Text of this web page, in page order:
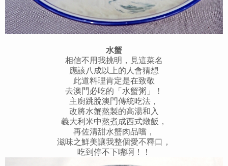
水蟹
相信不用我挑明，見這菜名
應該八成以上的人會猜想
此道料理肯定是在致敬
去澳門必吃的「水蟹粥」！
主廚跳脫澳門傳統吃法，
改將水蟹熬製的高湯和入
義大利米中熬煮成西式燉飯，
再佐清甜水蟹肉品嚐，
滋味之鮮美讓我整個愛不釋口，
吃到停不下嘴啊！！